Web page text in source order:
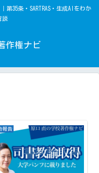
35条・SARTRAS・生成AIをわか
説
作権ナビ
報告